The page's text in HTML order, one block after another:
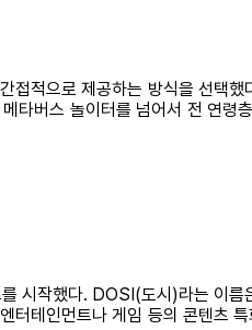
접적으로 제공하는 방식을 선택
버스 놀이터를 넘어서 전 연령
시작했다. DOSI(도시)라는 이
테인먼트나 게임 등의 콘텐츠